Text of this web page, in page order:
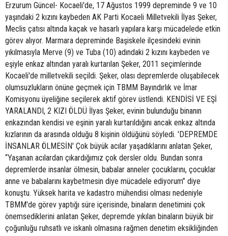
Erzurum Güncel- Kocaeli'de, 17 Ağustos 1999 depreminde 9 ve 10
yaşındaki 2 kızını kaybeden AK Parti Kocaeli Milletvekili İlyas Şeker,
Meclis çatısı altında kaçak ve hasarlı yapılara karşı mücadelede etkin
görev alıyor. Marmara depreminde Başiskele ilçesindeki evinin
yıkılmasıyla Merve (9) ve Tuba (10) adındaki 2 kızını kaybeden ve
eşiyle enkaz altından yaralı kurtarılan Şeker, 2011 seçimlerinde
Kocaeli'de milletvekili seçildi. Şeker, olası depremlerde oluşabilecek
olumsuzlukların önüne geçmek için TBMM Bayındırlık ve İmar
Komisyonu üyeliğine seçilerek aktif görev üstlendi. KENDİSİ VE EŞİ
YARALANDI, 2 KIZI ÖLDÜ İlyas Şeker, evinin bulunduğu binanın
enkazından kendisi ve eşinin yaralı kurtarıldığını ancak enkaz altında
kızlarının da arasında olduğu 8 kişinin öldüğünü söyledi. 'DEPREMDE
İNSANLAR ÖLMESİN' Çok büyük acılar yaşadıklarını anlatan Şeker,
“Yaşanan acılardan çıkardığımız çok dersler oldu. Bundan sonra
depremlerde insanlar ölmesin, babalar anneler çocuklarını, çocuklar
anne ve babalarını kaybetmesin diye mücadele ediyorum” diye
konuştu. Yüksek harita ve kadastro mühendisi olması nedeniyle
TBMM'de görev yaptığı süre içerisinde, binaların denetimini çok
önemsediklerini anlatan Şeker, depremde yıkılan binaların büyük bir
çoğunluğu ruhsatlı ve iskanlı olmasına rağmen denetim eksikliğinden